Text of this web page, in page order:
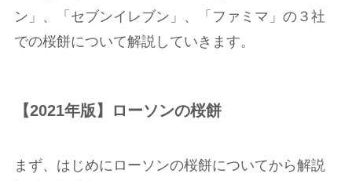
ン」、「セブンイレブン」、「ファミマ」の３社
での桜餅について解説していきます。
【2021年版】ローソンの桜餅
まず、はじめにローソンの桜餅についてから解説